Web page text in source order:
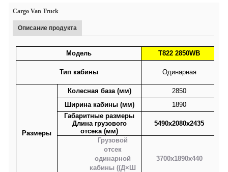
Cargo Van Truck
Описание продукта
Модель T822 2850WB
Тип кабины Одинарная
Размеры
Колесная база (мм)
2850
Ширина кабины (мм)
1890
Габаритные размеры
Длина грузового
отсека (мм)
5490x2080x2435
Грузовой
отсек
одинарной
кабины ((Д×Ш
3700x1890x440